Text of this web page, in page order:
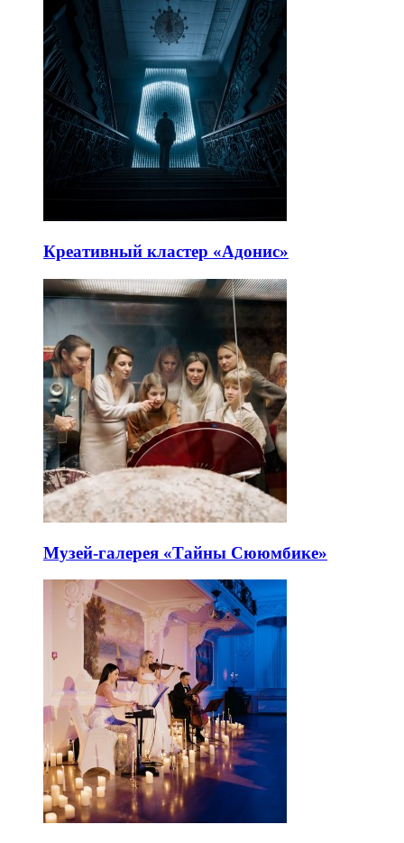
Креативный кластер «Адонис»
Музей-галерея «Тайны Сююмбике»